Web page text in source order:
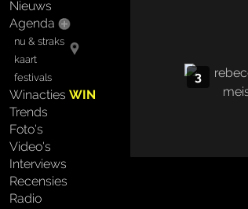
Nieuws
Agenda
nu & straks
kaart
festivals
WinactiesWIN
Trends
Foto's
Video's
Interviews
Recensies
Radio
3